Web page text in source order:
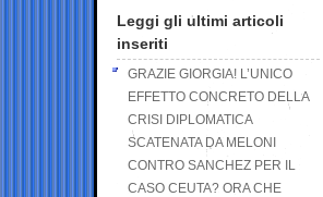
Leggi gli ultimi articoli
inseriti
GRAZIE GIORGIA! L’UNICO
EFFETTO CONCRETO DELLA
CRISI DIPLOMATICA
SCATENATA DA MELONI
CONTRO SANCHEZ PER IL
CASO CEUTA? ORA CHE